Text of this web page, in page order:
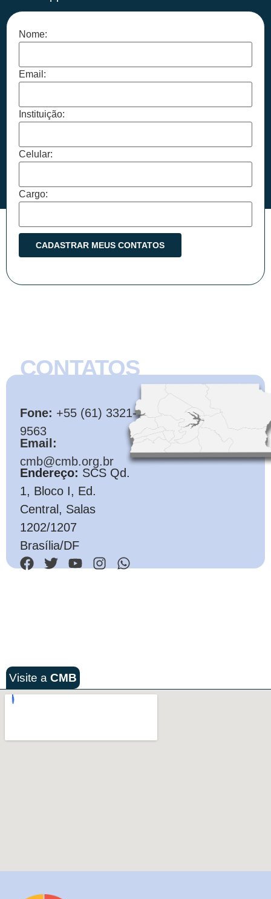
Nome:
Email:
Instituição:
Celular:
Cargo:
CONTATOS
Fone: +55 (61) 3321-
9563
Email:
cmb@cmb.org.br
Endereço: SCS Qd.
1, Bloco I, Ed.
Central, Salas
1202/1207
Brasília/DF
Visite a CMB